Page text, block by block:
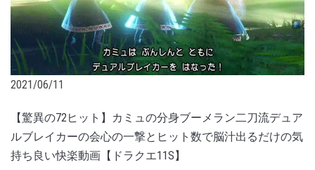
2021/06/11
【驚異の72ヒット】カミュの分身ブーメラン二刀流デュア
ルブレイカーの会心の一撃とヒット数で脳汁出るだけの気
持ち良い快楽動画【ドラクエ11S】